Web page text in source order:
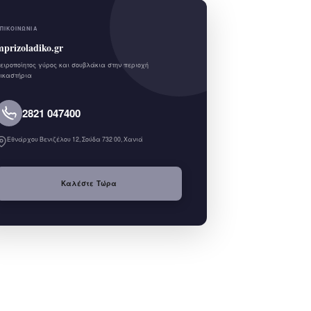
γύρος και σουβλάκια στην περιοχή
2821 047400
Εθνάρχου Βενιζέλου 12, Σούδα 732 00, Χανιά
Καλέστε Τώρα